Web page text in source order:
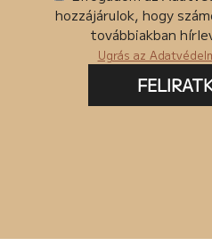
hozzájárulok, hogy
továbbiakban
Ugrás az